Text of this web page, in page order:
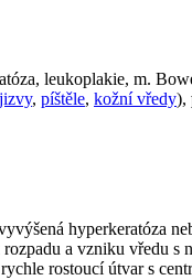
leukoplakie, m.
jizvy, píštěle, kožní vředy),
hyperkeratóza
a vzniku vředu s
rostoucí útvar s